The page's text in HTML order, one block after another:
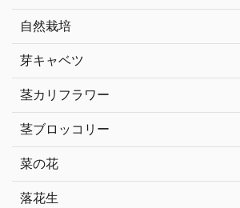
自然栽培
芽キャベツ
茎カリフラワー
茎ブロッコリー
菜の花
落花生